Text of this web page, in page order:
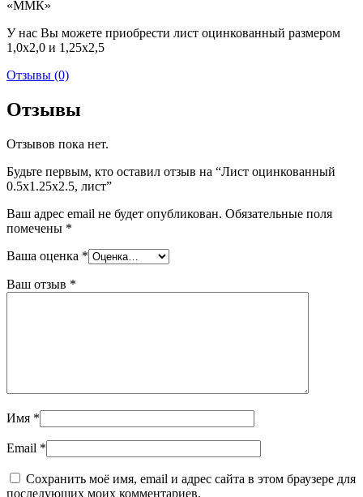
«ММК»
У нас Вы можете приобрести лист оцинкованный размером
1,0х2,0 и 1,25х2,5
Отзывы (0)
Отзывы
Отзывов пока нет.
Будьте первым, кто оставил отзыв на “Лист оцинкованный
0.5х1.25х2.5, лист”
Ваш адрес email не будет опубликован. Обязательные поля
помечены *
Ваша оценка *
Ваш отзыв *
Имя *
Email *
Сохранить моё имя, email и адрес сайта в этом браузере для
последующих моих комментариев.